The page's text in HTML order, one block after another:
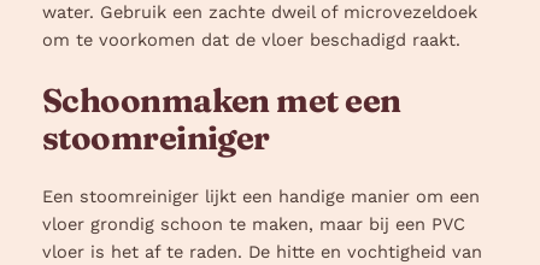
water. Gebruik een zachte dweil of microvezeldoek
om te voorkomen dat de vloer beschadigd raakt.
Schoonmaken met een
stoomreiniger
Een stoomreiniger lijkt een handige manier om een
vloer grondig schoon te maken, maar bij een PVC
vloer is het af te raden. De hitte en vochtigheid van